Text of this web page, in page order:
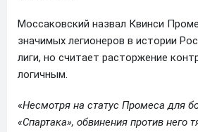
Моссаковский назвал Квинси
значимых легионеров в истории
лиги, но считает расторжение
логичным.
«Несмотря на статус Промеса для
«Спартака», обвинения против него